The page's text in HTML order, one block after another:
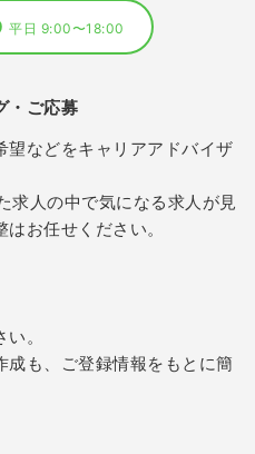
平日 9:00〜18:00
・ご応募
望などをキャリアアドバイザ
求人の中で気になる求人が見
お任せください。
。
成も、ご登録情報をもとに簡